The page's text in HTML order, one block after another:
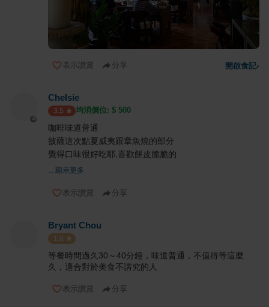
表示讚賞 分享 開啟食記›
Chelsie
3.5 均消價位: $ 500
咖啡味道普通
披薩這次點夏威夷跟章魚燒的部分
覺得口味很好吃耶,喜歡餅皮脆脆的
... 顯示更多
表示讚賞 分享
Bryant Chou
1.0
等餐時間過久30～40分鐘，味道普通，不值得等這麼
久，適合對於美食不講究的人
表示讚賞 分享